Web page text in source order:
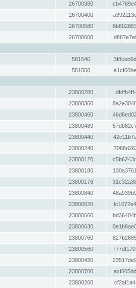
26700380
26700400
26700580
26700600
581540
581550
23800280
23800360
23800460
23800480
23800440
23800240
23800120
23800180
23800176
23800840
23800620
23800660
23800630
23800760
23800560
23800420
23800700
23800260